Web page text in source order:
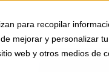
para recopilar
mejorar y personalizar
web y otros medios de
Show submenu for Divisiones
Usada